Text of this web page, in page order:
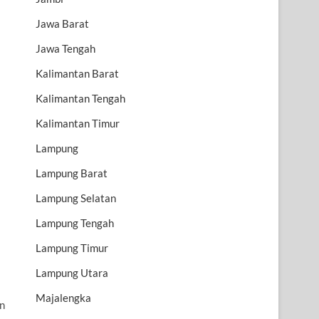
Jawa Barat
Jawa Tengah
Kalimantan Barat
Kalimantan Tengah
Kalimantan Timur
Lampung
Lampung Barat
Lampung Selatan
Lampung Tengah
Lampung Timur
Lampung Utara
Majalengka